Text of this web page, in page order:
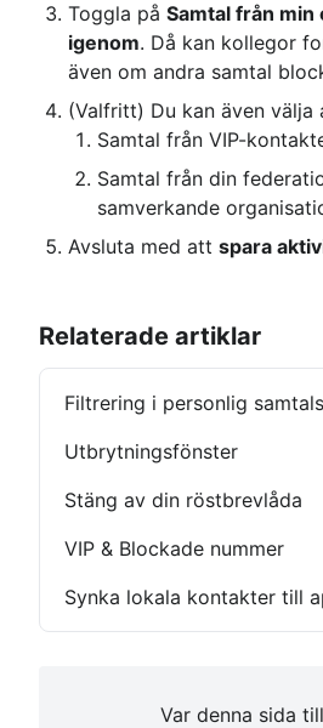
Toggla på Samtal från min
igenom. Då kan kollegor
även om andra samtal
(Valfritt) Du kan även välja
Samtal från VIP-
Samtal från din
samverkande
Avsluta med att spara
Relaterade artiklar
Filtrering i personlig
Utbrytningsfönster
Stäng av din röstbrevlåda
VIP & Blockade nummer
Synka lokala kontakter till
Var denna sida